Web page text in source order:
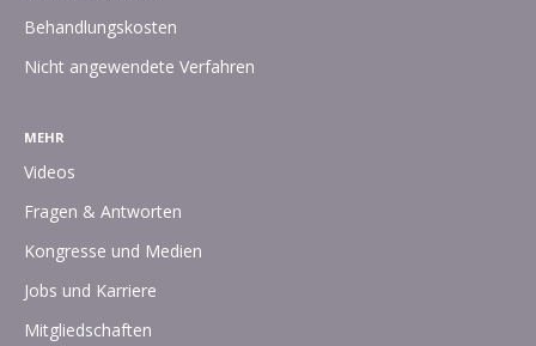
Behandlungskosten
Nicht angewendete Verfahren
MEHR
Videos
Fragen & Antworten
Kongresse und Medien
Jobs und Karriere
Mitgliedschaften